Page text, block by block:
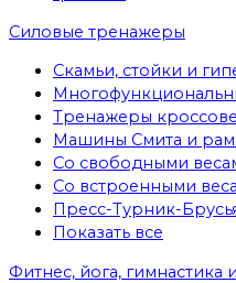
Cиловые тренажеры
Скамьи, стойки и
Тренажеры
Машины Смита и
Со свободными
Со встроенными
Пресс-Турник-
Показать все
Фитнес, йога,